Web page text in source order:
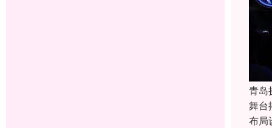
青岛
舞台
布局